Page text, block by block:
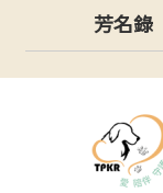
芳名錄